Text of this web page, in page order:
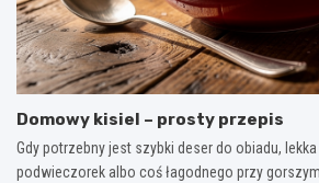
Domowy kisiel – prosty przepis
Gdy potrzebny jest szybki deser do obiadu,
podwieczorek albo coś łagodnego przy